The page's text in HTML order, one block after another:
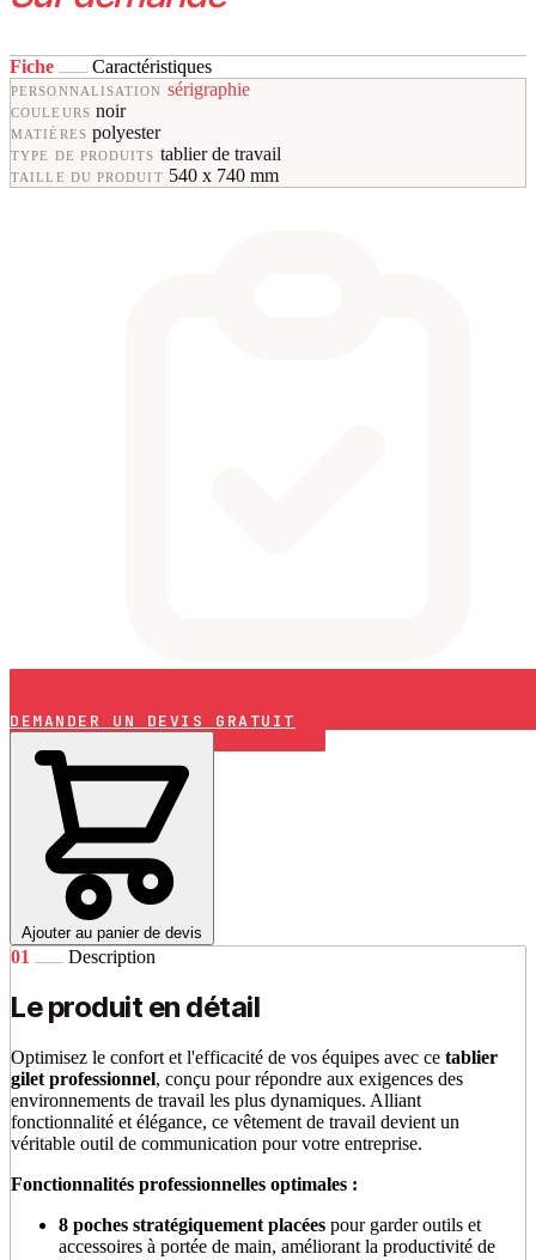
Fiche Caractéristiques
PERSONNALISATION sérigraphie
COULEURS noir
MATIÈRES polyester
TYPE DE PRODUITS tablier de travail
TAILLE DU PRODUIT 540 x 740 mm
DEMANDER UN DEVIS GRATUIT
Ajouter au panier de devis
01 Description
Le produit en détail
Optimisez le confort et l'efficacité de vos équipes avec ce tablier
gilet professionnel, conçu pour répondre aux exigences des
environnements de travail les plus dynamiques. Alliant
fonctionnalité et élégance, ce vêtement de travail devient un
véritable outil de communication pour votre entreprise.
Fonctionnalités professionnelles optimales :
8 poches stratégiquement placées pour garder outils et
accessoires à portée de main, améliorant la productivité de